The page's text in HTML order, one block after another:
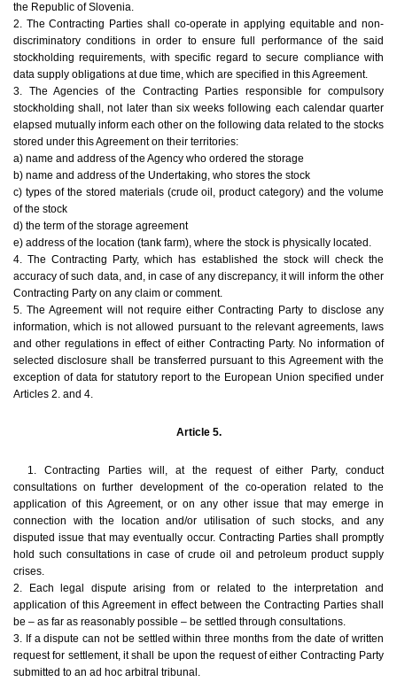
the Republic of Slovenia.
2. The Contracting Parties shall co-operate in applying equitable and non-
discriminatory conditions in order to ensure full performance of the said
stockholding requirements, with specific regard to secure compliance with
data supply obligations at due time, which are specified in this Agreement.
3. The Agencies of the Contracting Parties responsible for compulsory
stockholding shall, not later than six weeks following each calendar quarter
elapsed mutually inform each other on the following data related to the stocks
stored under this Agreement on their territories:
a) name and address of the Agency who ordered the storage
b) name and address of the Undertaking, who stores the stock
c) types of the stored materials (crude oil, product category) and the volume
of the stock
d) the term of the storage agreement
e) address of the location (tank farm), where the stock is physically located.
4. The Contracting Party, which has established the stock will check the
accuracy of such data, and, in case of any discrepancy, it will inform the other
Contracting Party on any claim or comment.
5. The Agreement will not require either Contracting Party to disclose any
information, which is not allowed pursuant to the relevant agreements, laws
and other regulations in effect of either Contracting Party. No information of
selected disclosure shall be transferred pursuant to this Agreement with the
exception of data for statutory report to the European Union specified under
Articles 2. and 4.
Article 5.
1. Contracting Parties will, at the request of either Party, conduct
consultations on further development of the co-operation related to the
application of this Agreement, or on any other issue that may emerge in
connection with the location and/or utilisation of such stocks, and any
disputed issue that may eventually occur. Contracting Parties shall promptly
hold such consultations in case of crude oil and petroleum product supply
crises.
2. Each legal dispute arising from or related to the interpretation and
application of this Agreement in effect between the Contracting Parties shall
be – as far as reasonably possible – be settled through consultations.
3. If a dispute can not be settled within three months from the date of written
request for settlement, it shall be upon the request of either Contracting Party
submitted to an ad hoc arbitral tribunal.